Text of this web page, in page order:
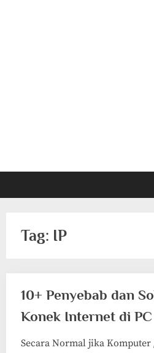
Tag: IP
10+ Penyebab dan
Konek Internet di
Secara Normal jika